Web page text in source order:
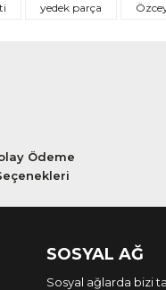
yedek parça
Ödeme
SOSYAL AĞ
Sosyal ağlarda bizi